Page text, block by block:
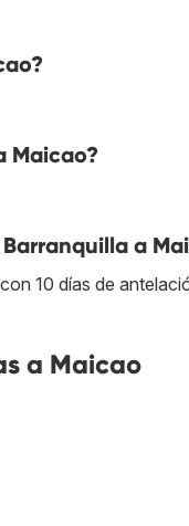
Maicao?
a
10 días de
a Maicao